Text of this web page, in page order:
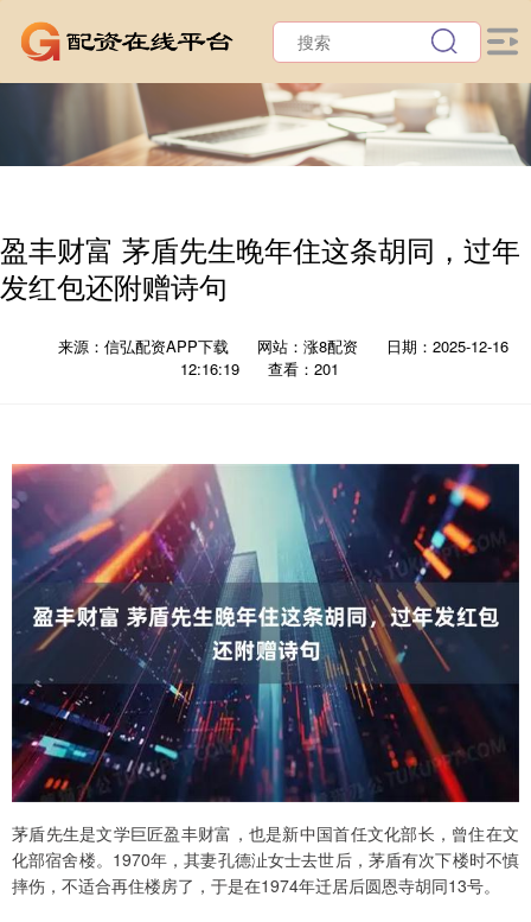
盈丰财富 茅盾先生晚年住这条胡同，过年
发红包还附赠诗句
来源：信弘配资APP下载 网站：涨8配资
日期：2025-12-16
12:16:19
查看：201
茅盾先生是文学巨匠盈丰财富，也是新中国首任文化部长，曾住在文
化部宿舍楼。1970年，其妻孔德沚女士去世后，茅盾有次下楼时不慎
摔伤，不适合再住楼房了，于是在1974年迁居后圆恩寺胡同13号。